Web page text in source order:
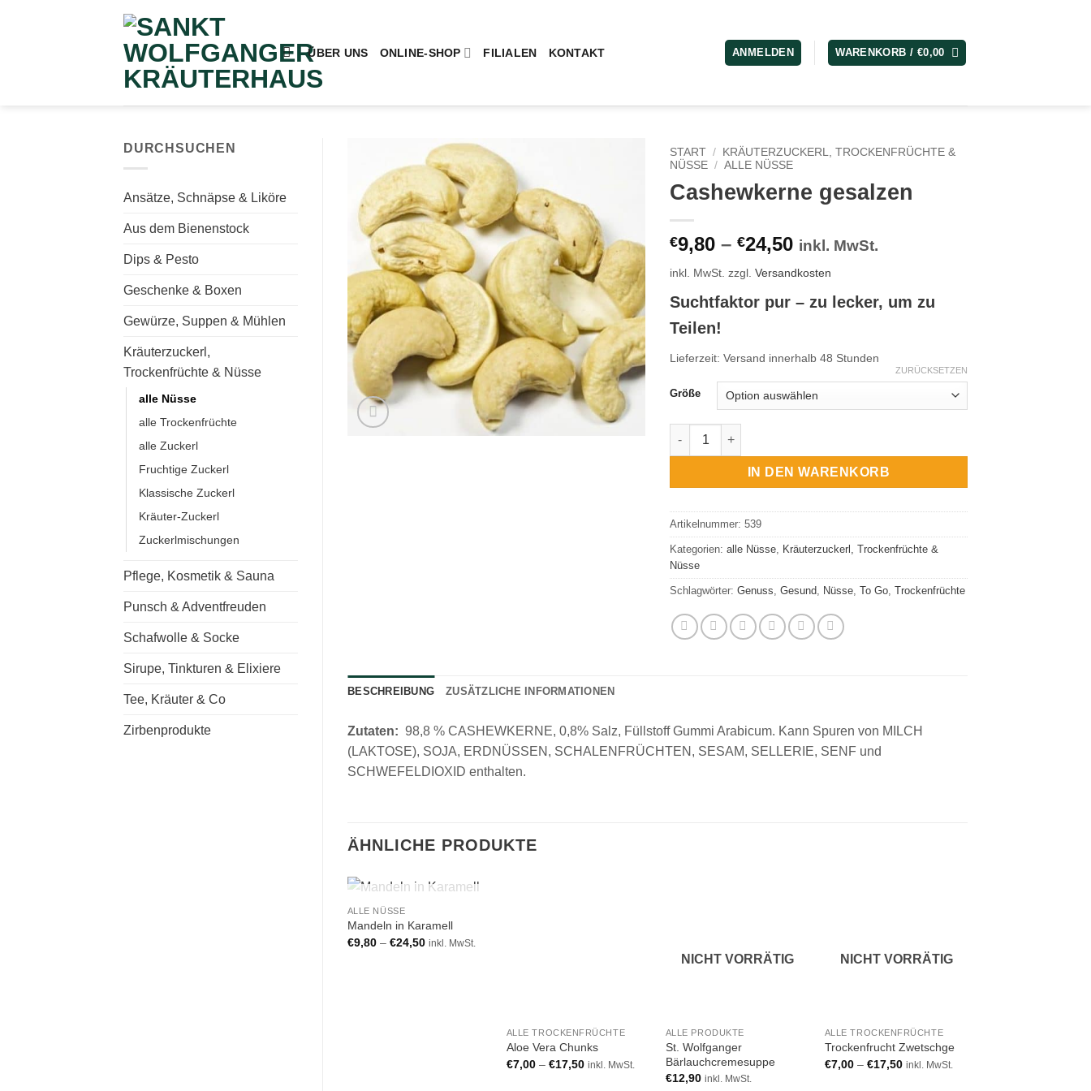
ÜBER UNS ONLINE-SHOP FILIALEN KONTAKT ANMELDEN WARENKORB / €0,00
DURCHSUCHEN
Ansätze, Schnäpse & Liköre
Aus dem Bienenstock
Dips & Pesto
Geschenke & Boxen
Gewürze, Suppen & Mühlen
Kräuterzuckerl,
Trockenfrüchte & Nüsse
alle Nüsse
alle Trockenfrüchte
alle Zuckerl
Fruchtige Zuckerl
Klassische Zuckerl
Kräuter-Zuckerl
Zuckerlmischungen
Pflege, Kosmetik & Sauna
Punsch & Adventfreuden
Schafwolle & Socke
Sirupe, Tinkturen & Elixiere
Tee, Kräuter & Co
Zirbenprodukte
Add to wishlist
START /
KRÄUTERZUCKERL, TROCKENFRÜCHTE &
NÜSSE / ALLE NÜSSE
Cashewkerne gesalzen
€9,80 – €24,50 inkl. MwSt.
inkl. MwSt. zzgl. Versandkosten
Suchtfaktor pur – zu lecker, um zu
Teilen!
Lieferzeit: Versand innerhalb 48 Stunden
Größe
ZURÜCKSETZEN
Cashewkerne gesalzen Menge
IN DEN WARENKORB
Artikelnummer: 539
Kategorien: alle Nüsse Kräuterzuckerl, Trockenfrüchte &
Nüsse
Schlagwörter: Genuss Gesund Nüsse To Go Trockenfrüchte
BESCHREIBUNG ZUSÄTZLICHE INFORMATIONEN
Zutaten: 98,8 % CASHEWKERNE, 0,8% Salz, Füllstoff Gummi Arabicum. Kann Spuren von MILCH
(LAKTOSE), SOJA, ERDNÜSSEN, SCHALENFRÜCHTEN, SESAM, SELLERIE, SENF und
SCHWEFELDIOXID enthalten.
ÄHNLICHE PRODUKTE
Add to wishlist
NICHT VORRÄTIG
ALLE NÜSSE
Mandeln in Karamell
€9,80– €24,50 inkl. MwSt.
ALLE TROCKENFRÜCHTE
Aloe Vera Chunks
€7,00– €17,50 inkl. MwSt.
NICHT VORRÄTIG
ALLE PRODUKTE
St. Wolfganger
Bärlauchcremesuppe
€12,90 inkl. MwSt.
NICHT VORRÄTIG
ALLE TROCKENFRÜCHTE
Trockenfrucht Zwetschge
€7,00– €17,50 inkl. MwSt.